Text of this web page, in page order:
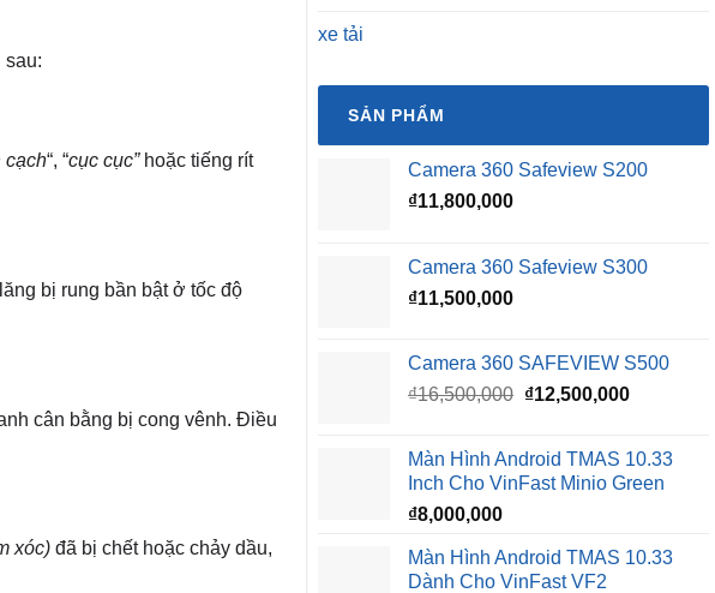
sau:
cạch“, “cục cục”hoặc tiếng rít
bị rung bần bật ở tốc độ
cân bằng bị cong vênh. Điều
xóc) đã bị chết hoặc chảy dầu,
xe tải
SẢN PHẨM
Camera 360 Safeview S200
₫11,800,000
Camera 360 Safeview S300
₫11,500,000
Camera 360 SAFEVIEW S500
₫16,500,000 Giá
₫16,500,000.
₫12,500,000Giá
là:
Màn Hình Android TMAS 10.33
Inch Cho VinFast Minio Green
₫8,000,000
Màn Hình Android TMAS 10.33
Dành Cho VinFast VF2